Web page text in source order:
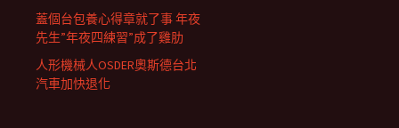
蓋個台包養心得章就了事 年夜
先生”年夜四練習”成了雞肋
人形機械人OSDER奧斯德台北
汽車加快退化